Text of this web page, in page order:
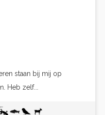
staan bij mij op
Heb zelf...